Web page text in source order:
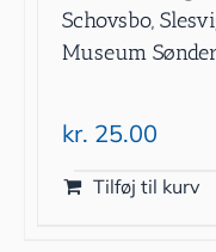
Schovsbo,
Museum
kr. 25.00
Tilføj til kurv